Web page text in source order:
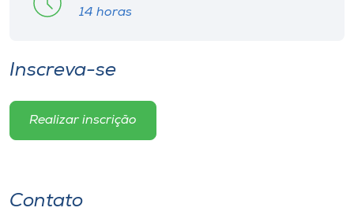
14 horas
Inscreva-se
Realizar inscrição
Contato